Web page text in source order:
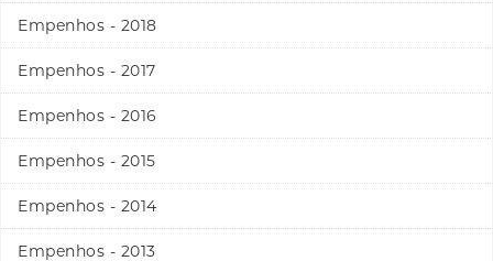
Empenhos - 2018
Empenhos - 2017
Empenhos - 2016
Empenhos - 2015
Empenhos - 2014
Empenhos - 2013